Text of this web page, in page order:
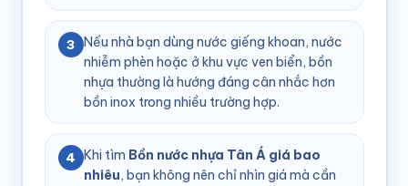
3 Nếu nhà bạn dùng nước giếng khoan, nước
nhiễm phèn hoặc ở khu vực ven biển, bồn
nhựa thường là hướng đáng cân nhắc hơn
bồn inox trong nhiều trường hợp.
4 Khi tìm Bồn nước nhựa Tân Á giá bao
nhiêu, bạn không nên chỉ nhìn giá mà cần